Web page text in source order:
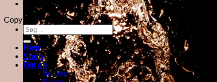
Om butikken
Copyright 2026 © Force Majeure ApS
Søg
efter:
Hjem
Shop
Om os
Butikken